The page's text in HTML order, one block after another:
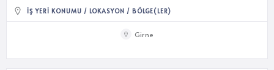
İŞ YERI KONUMU / LOKASYON / BÖLGE(LER)
Girne